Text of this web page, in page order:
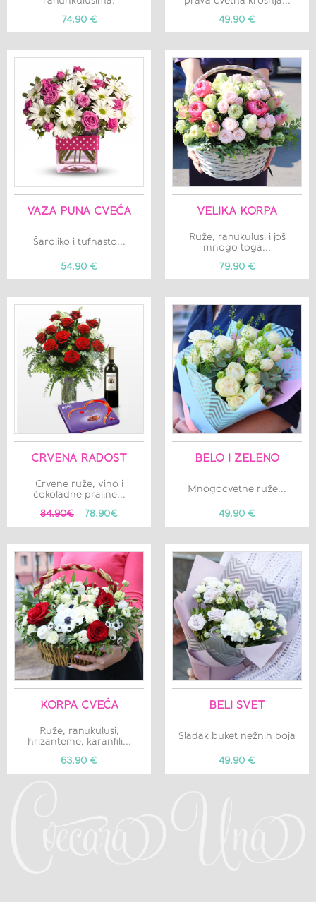
74.90 €
49.90 €
VAZA PUNA CVEĆA
Šaroliko i tufnasto...
54.90 €
VELIKA KORPA
Ruže, ranukulusi i još
mnogo toga...
79.90 €
CRVENA RADOST
Crvene ruže, vino i
čokoladne praline...
84.90€
78.90€
BELO I ZELENO
Mnogocvetne ruže...
49.90 €
KORPA CVEĆA
Ruže, ranukulusi,
hrizanteme, karanfili...
63.90 €
BELI SVET
Sladak buket nežnih boja
49.90 €